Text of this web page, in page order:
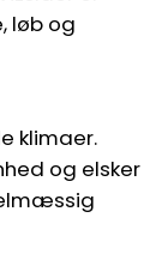
løb og
klimaer.
og elsker